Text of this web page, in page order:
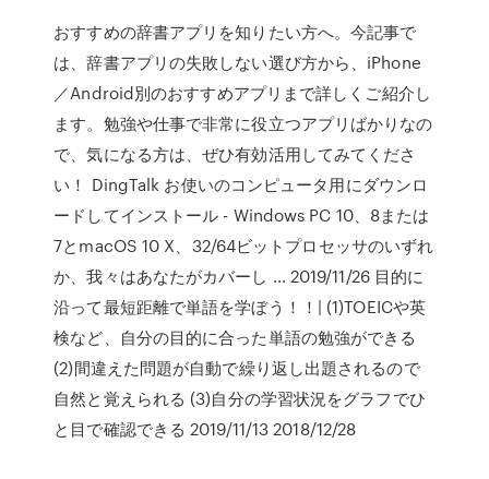
おすすめの辞書アプリを知りたい方へ。今記事で
は、辞書アプリの失敗しない選び方から、iPhone
／Android別のおすすめアプリまで詳しくご紹介し
ます。勉強や仕事で非常に役立つアプリばかりなの
で、気になる方は、ぜひ有効活用してみてくださ
い！ DingTalk お使いのコンピュータ用にダウンロ
ードしてインストール - Windows PC 10、8または
7とmacOS 10 X、32/64ビットプロセッサのいずれ
か、我々はあなたがカバーし … 2019/11/26 目的に
沿って最短距離で単語を学ぼう！！| (1)TOEICや英
検など、自分の目的に合った単語の勉強ができる
(2)間違えた問題が自動で繰り返し出題されるので
自然と覚えられる (3)自分の学習状況をグラフでひ
と目で確認できる 2019/11/13 2018/12/28